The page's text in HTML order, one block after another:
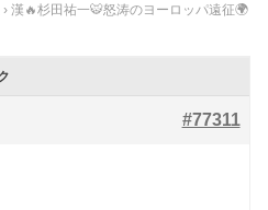
› 漢🔥杉田祐一🐯怒涛のヨーロッパ遠征🌍
#77311